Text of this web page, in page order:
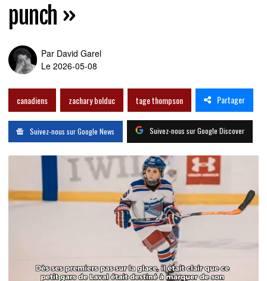
punch »
Par David Garel
Le 2026-05-08
canadiens zachary bolduc tage thompson Partager
Suivez-nous sur Google News Suivez-nous sur Google Discover